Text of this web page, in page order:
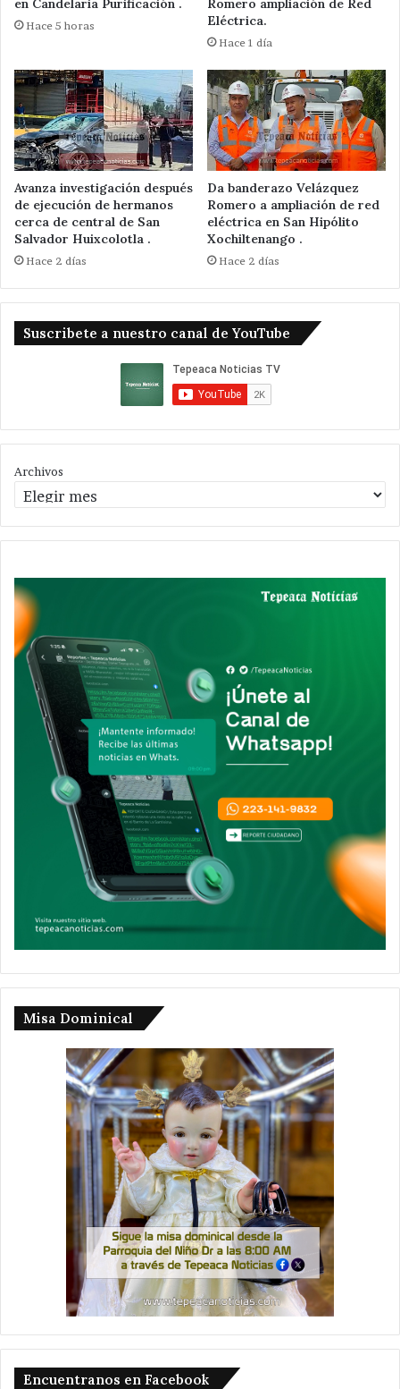
en Candelaria Purificación .
Hace 5 horas
Romero ampliación de Red
Eléctrica.
Hace 1 día
Avanza investigación después
de ejecución de hermanos
cerca de central de San
Salvador Huixcolotla .
Hace 2 días
Da banderazo Velázquez
Romero a ampliación de red
eléctrica en San Hipólito
Xochiltenango .
Hace 2 días
Suscribete a nuestro canal de YouTube
Archivos
Misa Dominical
Encuentranos en Facebook